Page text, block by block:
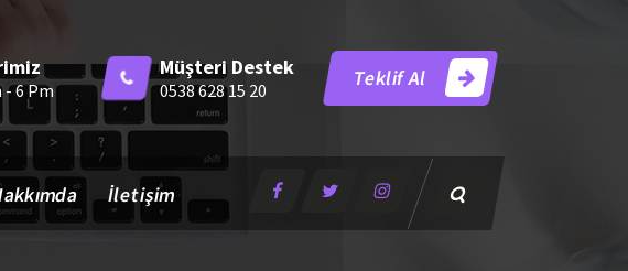
- 6 Pm
Müşteri Destek
0538 628 15 20 Teklif Al
İletişim